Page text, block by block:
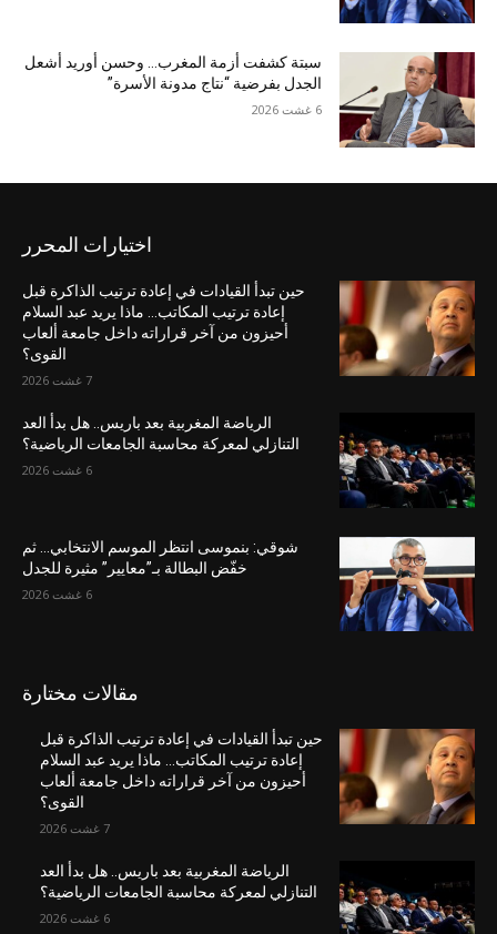
سبتة كشفت أزمة المغرب… وحسن أوريد أشعل
الجدل بفرضية “نتاج مدونة الأسرة”
6 غشت 2026
اختيارات المحرر
حين تبدأ القيادات في إعادة ترتيب الذاكرة قبل
إعادة ترتيب المكاتب… ماذا يريد عبد السلام
أحيزون من آخر قراراته داخل جامعة ألعاب
القوى؟
7 غشت 2026
الرياضة المغربية بعد باريس.. هل بدأ العد
التنازلي لمعركة محاسبة الجامعات الرياضية؟
6 غشت 2026
شوقي: بنموسى انتظر الموسم الانتخابي… ثم
خفّض البطالة بـ”معايير” مثيرة للجدل
6 غشت 2026
مقالات مختارة
حين تبدأ القيادات في إعادة ترتيب الذاكرة قبل
إعادة ترتيب المكاتب… ماذا يريد عبد السلام
أحيزون من آخر قراراته داخل جامعة ألعاب
القوى؟
7 غشت 2026
الرياضة المغربية بعد باريس.. هل بدأ العد
التنازلي لمعركة محاسبة الجامعات الرياضية؟
6 غشت 2026